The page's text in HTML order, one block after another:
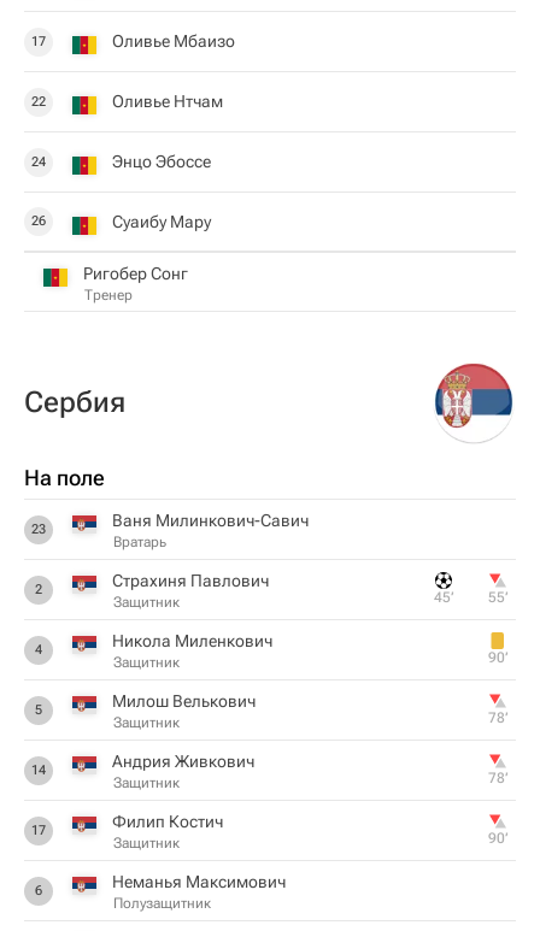
17 Оливье Мбаизо
22 Оливье Нтчам
24 Энцо Эбоссе
26 Суаибу Мару
Ригобер Сонг
Тренер
Сербия
На поле
23 Ваня Милинкович-Савич
Вратарь
2 Страхиня Павлович
Защитник 45‎’‎ 55‎’‎
4 Никола Миленкович
Защитник 90‎’‎
5 Милош Велькович
Защитник 78‎’‎
14 Андрия Живкович
Защитник 78‎’‎
17 Филип Костич
Защитник 90‎’‎
6 Неманья Максимович
Полузащитник